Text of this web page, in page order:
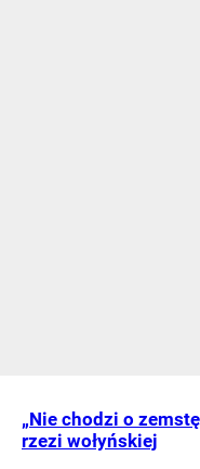
„Nie chodzi o
rzezi wołyńskiej